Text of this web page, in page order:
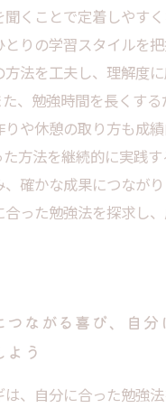
くことで定着しやす
とりの学習スタイルを
法を工夫し、理解度
た、勉強時間を長くす
や休憩の取り方も成
方法を継続的に実践
確かな成果につなが
合った勉強法を探求し
つながる喜び、自分
う
、自分に合った勉強